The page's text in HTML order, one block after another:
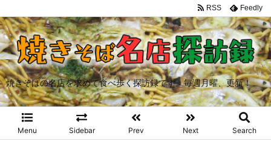
焼きそばの名店を求めて食べ歩く探訪録です。毎週月曜、更新！
Menu Sidebar Prev Next Search
RSS Feedly